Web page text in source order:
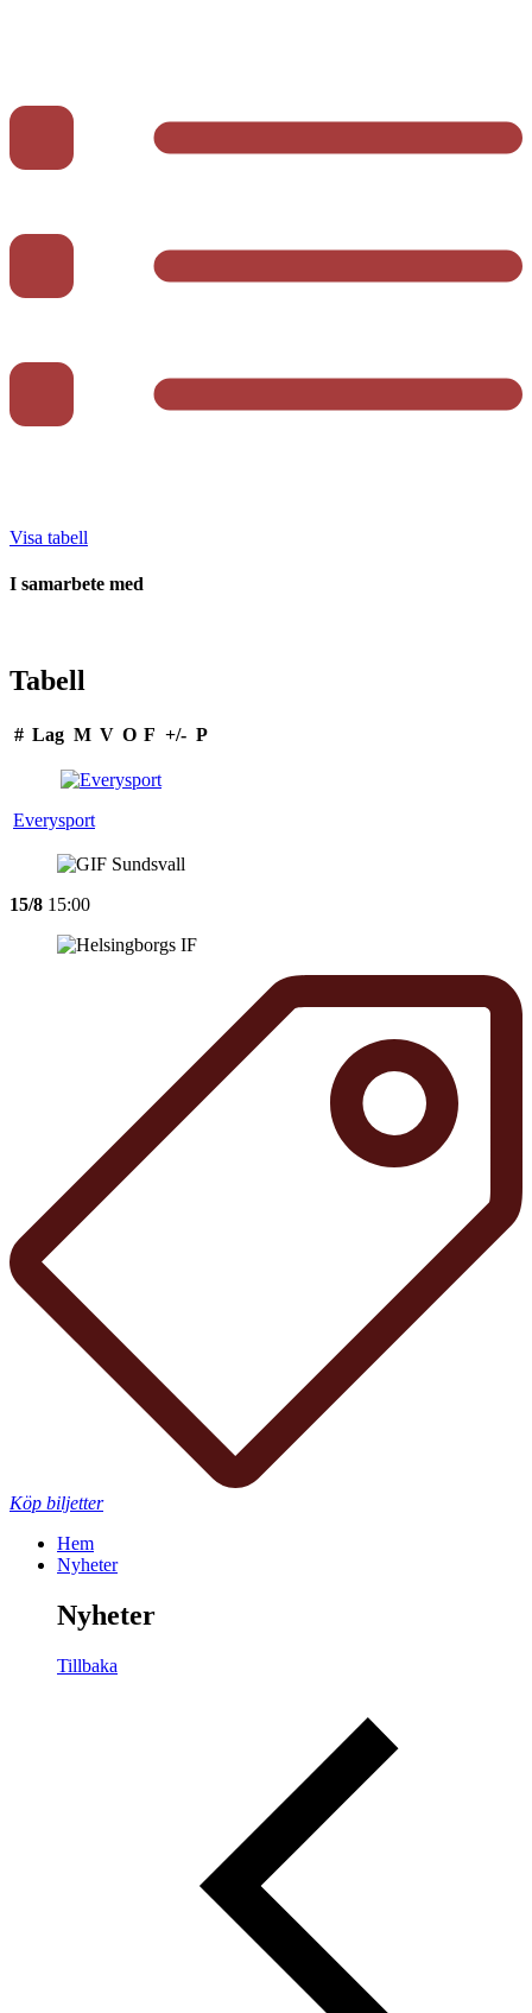
Visa tabell
I samarbete med
Tabell
# Lag M V O F +/- P
Everysport
15/8 15:00
Köp biljetter
Hem
Nyheter
Nyheter
Tillbaka